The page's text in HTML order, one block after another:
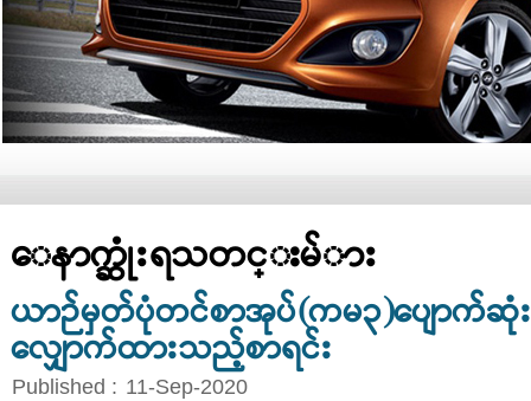
ေနာက္ဆုံးရသတင္းမ်ား
ယာဉ်မှတ်ပုံတင်စာအုပ်(ကမ−၃)ပျောက်
လျှောက်ထားသည့်စာရင်း
Published : 11-Sep-2020